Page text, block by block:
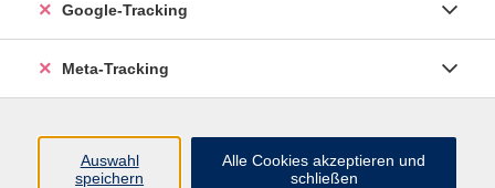
Über uns
Google-Tracking
Meta-Tracking
Auswahl
speichern
Alle Cookies akzeptieren und
schließen